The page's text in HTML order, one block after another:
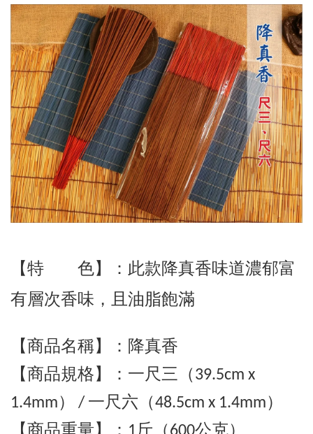
【特 色】 ： 此款降真香味道濃郁富
有層次香味，且油脂飽滿
【商品名稱】： 降真香
【商品規格】： 一尺三（39.5cm x
1.4mm） / 一尺六（48.5cm x 1.4mm）